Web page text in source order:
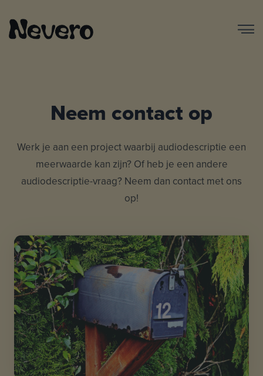
Neem contact op
Werk je aan een project waarbij audiodescriptie een
meerwaarde kan zijn? Of heb je een andere
audiodescriptie-vraag? Neem dan contact met ons
op!